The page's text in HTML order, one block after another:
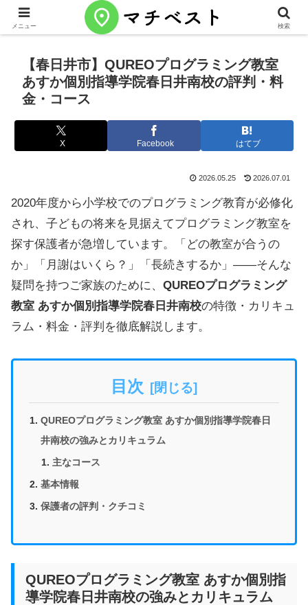
【春日井市】QUREOプログラミング教室
あすか個別指導学院春日井南校の評判・料
金・コース
X Facebook はてブ
2026.05.25 2026.07.01
2020年度から小学校でのプログラミング教育が必修化
され、子どもの将来を見据えてプログラミング教室を
探す保護者が急増しています。「どの教室が合うの
か」「月謝はいくら？」「長続きするか」——そんな
疑問を持つご家族のために、 QUREOプログラミング
教室 あすか個別指導学院春日井南校の特徴・カリキュ
ラム・料金・評判を徹底解説します。
目次
QUREOプログラミング教室 あすか個別指導学院春日
井南校の強みとカリキュラム
主なコース
基本情報
保護者の評判・クチコミ
QUREOプログラミング教室 あすか個別指
導学院春日井南校の強みとカリキュラム
メニュー 検索